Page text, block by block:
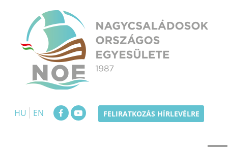
content
HU
EN FELIRATKOZÁS HÍRLEVÉLRE